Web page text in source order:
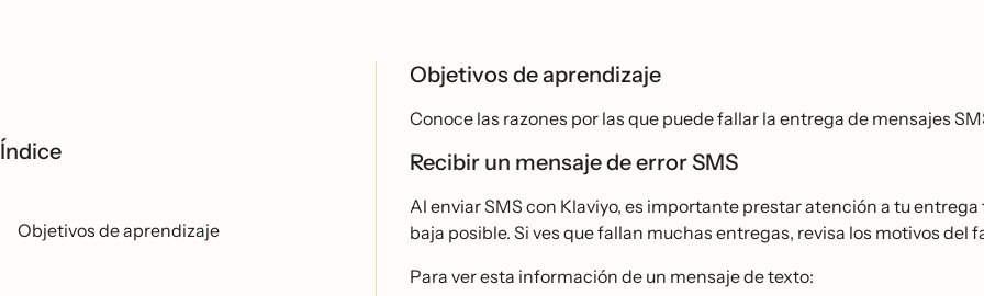
Índice
Objetivos de aprendizaje
Objetivos de aprendizaje
Conoce las razones por las que puede fallar la entrega de mensajes
Recibir un mensaje de error SMS
Al enviar SMS con Klaviyo, es importante prestar atención a tu
baja posible. Si ves que fallan muchas entregas, revisa los motivos
Para ver esta información de un mensaje de texto: